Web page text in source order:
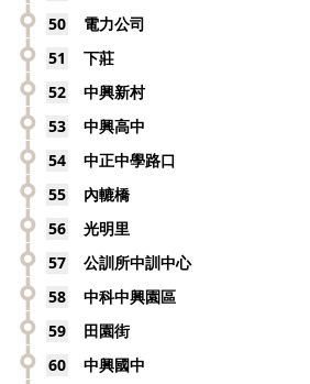
50
電力公司
51 下莊
52 中興新村
53 中興高中
54 中正中學路口
55 內轆橋
56 光明里
57 公訓所中訓中心
58 中科中興園區
59 田園街
60 中興國中